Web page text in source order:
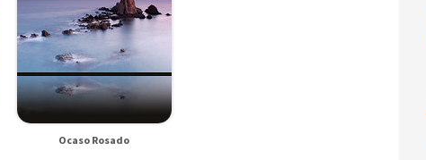
Ocaso Rosado